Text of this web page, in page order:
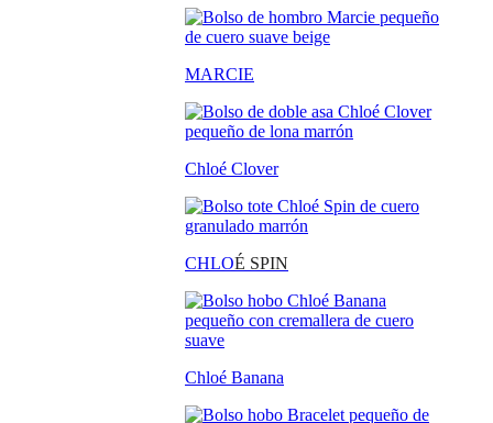
MARCIE
Chloé Clover
CHLOÉ SPIN
Chloé Banana